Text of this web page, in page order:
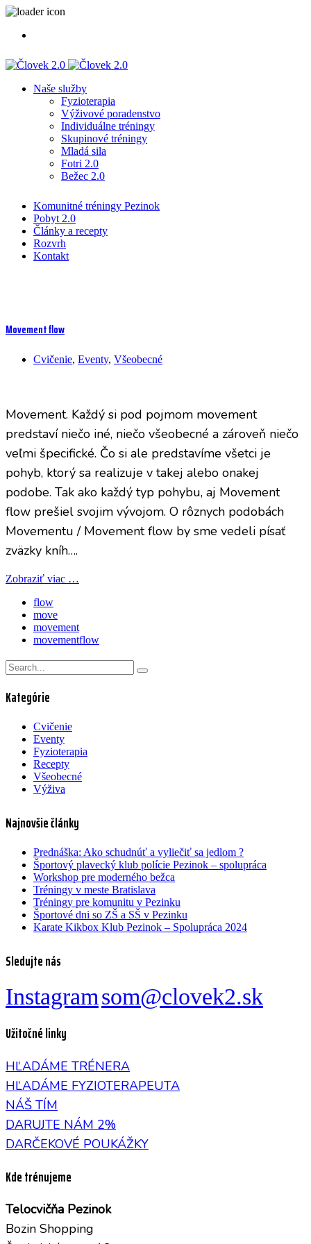
Naše služby
Fyzioterapia
Výživové poradenstvo
Individuálne tréningy
Skupinové tréningy
Mladá sila
Fotri 2.0
Bežec 2.0
Komunitné tréningy Pezinok
Pobyt 2.0
Články a recepty
Rozvrh
Kontakt
Movement flow
Cvičenie, Eventy, Všeobecné
Movement. Každý si pod pojmom movement
predstaví niečo iné, niečo všeobecné a zároveň niečo
veľmi špecifické. Čo si ale predstavíme všetci je
pohyb, ktorý sa realizuje v takej alebo onakej
podobe. Tak ako každý typ pohybu, aj Movement
flow prešiel svojim vývojom. O rôznych podobách
Movementu / Movement flow by sme vedeli písať
zväzky kníh….
Zobraziť viac …
flow
move
movement
movementflow
Kategórie
Cvičenie
Eventy
Fyzioterapia
Recepty
Všeobecné
Výživa
Najnovšie články
Prednáška: Ako schudnúť a vyliečiť sa jedlom ?
Športový plavecký klub polície Pezinok – spolupráca
Workshop pre moderného bežca
Tréningy v meste Bratislava
Tréningy pre komunitu v Pezinku
Športové dni so ZŠ a SŠ v Pezinku
Karate Kikbox Klub Pezinok – Spolupráca 2024
Sledujte nás
Instagramsom@clovek2.sk
Užitočné linky
HĽADÁME TRÉNERA
HĽADÁME FYZIOTERAPEUTA
NÁŠ TÍM
DARUJTE NÁM 2%
DARČEKOVÉ POUKÁŽKY
Kde trénujeme
Telocvičňa Pezinok
Bozin Shopping